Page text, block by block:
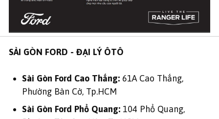
SÀI GÒN FORD - ĐẠI LÝ ÔTÔ
Sài Gòn Ford Cao Thắng:61A Cao Thắng,
Phường Bàn Cờ, Tp.HCM
Sài Gòn Ford Phổ Quang: 104 Phổ Quang,